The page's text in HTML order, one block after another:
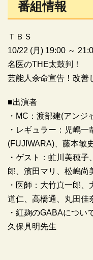
番組情報
ＴＢＳ
10/22 (月) 19:00 ～
名医のTHE太鼓判！
芸能人余命宣告！改善
■出演者
・MC：渡部建(アンジ
・レギュラー：児嶋
(FUJIWARA)、藤本敏
・ゲスト：虻川美穂
郎、濱田マリ、松嶋尚
・医師：大竹真一郎
道仁、高橋通、丸田佳
・紅麹のGABAにつ
久保具明先生